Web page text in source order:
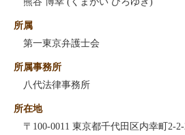
所属
第一東京弁護士会
所属事務所
八代法律事務所
所在地
〒100-0011 東京都千代田区内幸町2-